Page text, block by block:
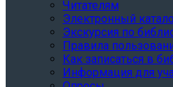
Читателям
Электронный
Экскурсия по
Правила
Как записаться в
Информация для